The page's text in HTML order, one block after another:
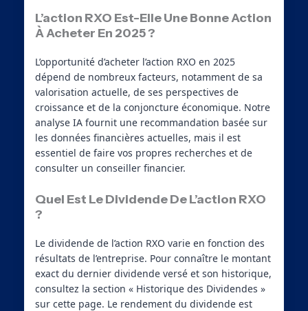
L’action RXO Est-Elle Une Bonne Action
À Acheter En 2025 ?
L’opportunité d’acheter l’action RXO en 2025
dépend de nombreux facteurs, notamment de sa
valorisation actuelle, de ses perspectives de
croissance et de la conjoncture économique. Notre
analyse IA fournit une recommandation basée sur
les données financières actuelles, mais il est
essentiel de faire vos propres recherches et de
consulter un conseiller financier.
Quel Est Le Dividende De L’action RXO
?
Le dividende de l’action RXO varie en fonction des
résultats de l’entreprise. Pour connaître le montant
exact du dernier dividende versé et son historique,
consultez la section « Historique des Dividendes »
sur cette page. Le rendement du dividende est